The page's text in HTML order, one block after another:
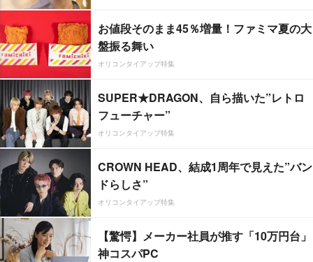
お値段そのまま45％増量！ファミマ夏の大
盤振る舞い
オリコンタイアップ特集
SUPER★DRAGON、自ら描いた”レトロ
フューチャー”
オリコンタイアップ特集
CROWN HEAD、結成1周年で見えた”バン
ドらしさ”
オリコンタイアップ特集
【驚愕】メーカー社員が推す「10万円台」
神コスパPC